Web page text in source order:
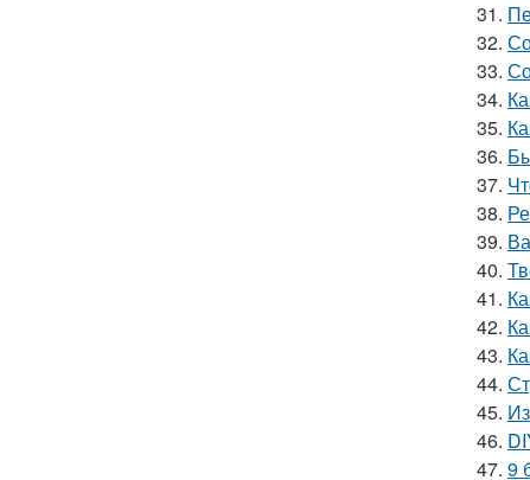
31.
32.
33.
34.
35.
36.
37.
38.
39.
40.
41.
42.
43.
44.
45.
46.
47. 9